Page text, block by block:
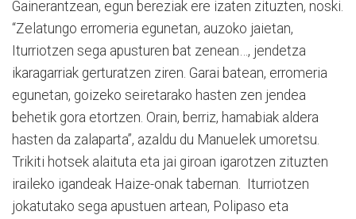
Gainerantzean, egun bereziak ere izaten zituzten, noski.
“Zelatungo erromeria egunetan, auzoko jaietan,
Iturriotzen sega apusturen bat zenean…, jendetza
ikaragarriak gerturatzen ziren. Garai batean, erromeria
egunetan, goizeko seiretarako hasten zen jendea
behetik gora etortzen. Orain, berriz, hamabiak aldera
hasten da zalaparta”, azaldu du Manuelek umoretsu.
Trikiti hotsek alaituta eta jai giroan igarotzen zituzten
iraileko igandeak Haize-onak tabernan. Iturriotzen
jokatutako sega apustuen artean, Polipaso eta